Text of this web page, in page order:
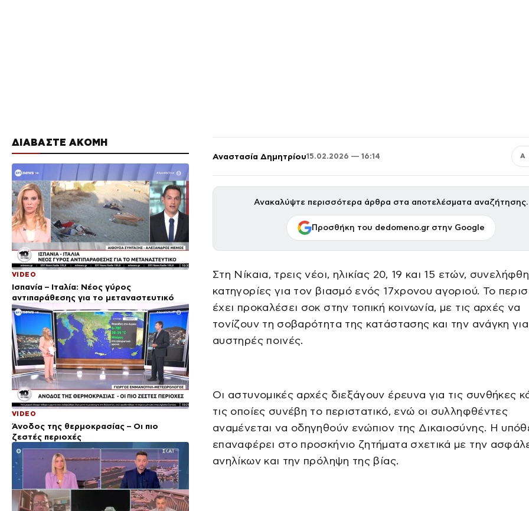
ΔΙΑΒΑΣΤΕ ΑΚΟΜΗ
VIDEO
Ισπανία – Ιταλία: Νέος γύρος
αντιπαράθεσης για το μεταναστευτικό
VIDEO
Άνοδος της θερμοκρασίας – Οι πιο
ζεστές περιοχές
Αναστασία Δημητρίου15.02.2026 — 16:14 Α
Ανακαλύψτε περισσότερα άρθρα στα αποτελέσματα αναζήτησης.
Προσθήκη του dedomeno.gr στην Google
Στη Νίκαια, τρεις νέοι, ηλικίας 20, 19 και 15 ετών,
κατηγορίες για τον βιασμό ενός 17χρονου αγοριού. Το
έχει προκαλέσει σοκ στην τοπική κοινωνία, με τις αρχές να
τονίζουν τη σοβαρότητα της κατάστασης και την ανάγκη για
αυστηρές ποινές.
Οι αστυνομικές αρχές διεξάγουν έρευνα για τις συνθήκες
τις οποίες συνέβη το περιστατικό, ενώ οι συλληφθέντες
αναμένεται να οδηγηθούν ενώπιον της Δικαιοσύνης. Η
επαναφέρει στο προσκήνιο ζητήματα σχετικά με την
ανηλίκων και την πρόληψη της βίας.